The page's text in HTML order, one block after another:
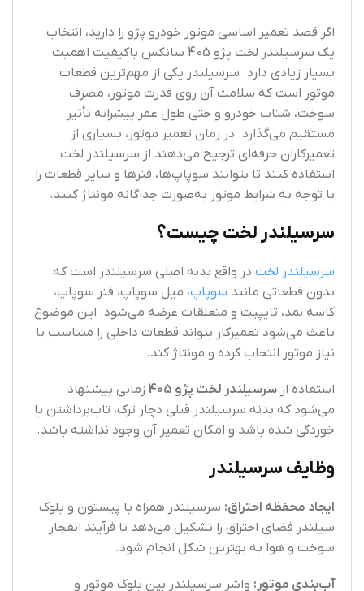
اگر قصد تعمیر اساسی موتور خودرو پژو را دارید، انتخاب
یک سرسیلندر لخت پژو 405 سانکس باکیفیت اهمیت
بسیار زیادی دارد. سرسیلندر یکی از مهم‌ترین قطعات
موتور است که سلامت آن روی قدرت موتور، مصرف
سوخت، شتاب خودرو و حتی طول عمر پیشرانه تأثیر
مستقیم می‌گذارد. در زمان تعمیر موتور، بسیاری از
تعمیرکاران حرفه‌ای ترجیح می‌دهند از سرسیلندر لخت
استفاده کنند تا بتوانند سوپاپ‌ها، فنرها و سایر قطعات را
با توجه به شرایط موتور به‌صورت جداگانه مونتاژ کنند.
سرسیلندر لخت چیست؟
سرسیلندر لخت در واقع بدنه اصلی سرسیلندر است که
بدون قطعاتی مانند سوپاپ، میل سوپاپ، فنر سوپاپ،
کاسه نمد، تایپیت و متعلقات عرضه می‌شود. این موضوع
باعث می‌شود تعمیرکار بتواند قطعات داخلی را متناسب با
نیاز موتور انتخاب کرده و مونتاژ کند.
استفاده از سرسیلندر لخت پژو 405
زمانی پیشنهاد
می‌شود که بدنه سرسیلندر قبلی دچار ترک، تاب‌برداشتن یا
خوردگی شده باشد و امکان تعمیر آن وجود نداشته باشد.
وظایف سرسیلندر
ایجاد محفظه احتراق: سرسیلندر همراه با پیستون و بلوک
سیلندر فضای احتراق را تشکیل می‌دهد تا فرآیند انفجار
سوخت و هوا به بهترین شکل انجام شود.
آب‌بندی موتور: واشر سرسیلندر بین بلوک موتور و